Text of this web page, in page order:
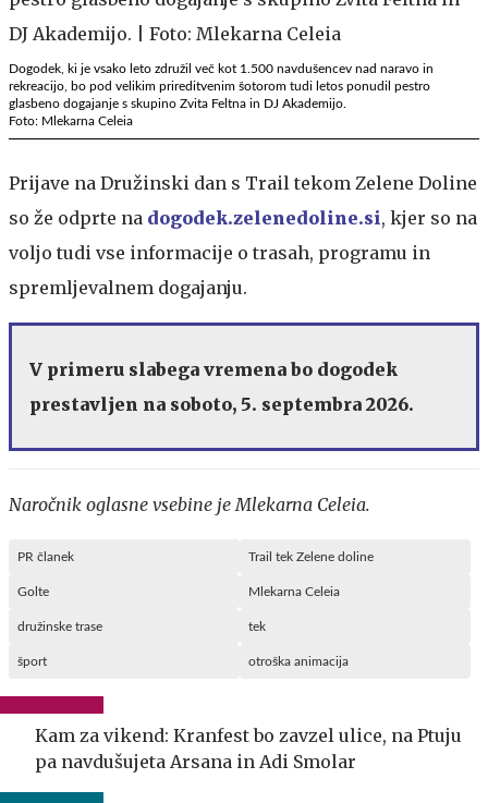
​​​​​​​Dogodek, ki je vsako leto združil več kot 1.500 navdušencev nad naravo in
rekreacijo, bo pod velikim prireditvenim šotorom tudi letos ponudil pestro
glasbeno dogajanje s skupino Zvita Feltna in DJ Akademijo.
Foto: Mlekarna Celeia
​​​​​​​Prijave na Družinski dan s Trail tekom Zelene Doline
so že odprte na dogodek.zelenedoline.si, kjer so na
voljo tudi vse informacije o trasah, programu in
spremljevalnem dogajanju.
V primeru slabega vremena bo dogodek
prestavljen na soboto, 5. septembra 2026.
Naročnik oglasne vsebine je Mlekarna Celeia.
PR članek Trail tek Zelene doline
Golte Mlekarna Celeia
družinske trase tek
šport otroška animacija
Kam za vikend: Kranfest bo zavzel ulice, na Ptuju
pa navdušujeta Arsana in Adi Smolar